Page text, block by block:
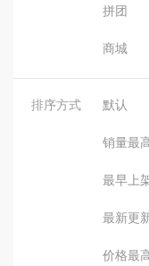
拼团
商城
排序方式 默认
销量最
最早上
最新更
价格最